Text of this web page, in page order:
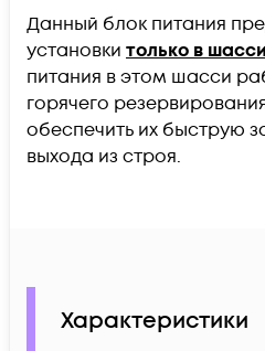
Данный блок питания
установки только в шасси
питания в этом шасси
горячего
обеспечить их быструю
выхода из строя.
Характеристики